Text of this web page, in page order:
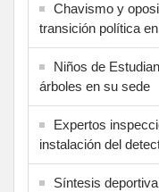
Chavismo y
transición política
Niños de
árboles en su sede
Expertos
instalación del
Síntesis